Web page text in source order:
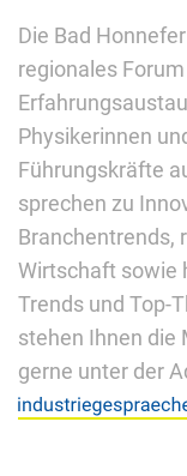
Die Bad
regionales
Physikerinnen
Führungskräfte
sprechen zu
Branchentrends,
Wirtschaft sowie
Trends und Top-
stehen Ihnen die
gerne unter der